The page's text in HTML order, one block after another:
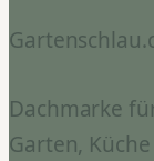
Dachmarke
Garten,